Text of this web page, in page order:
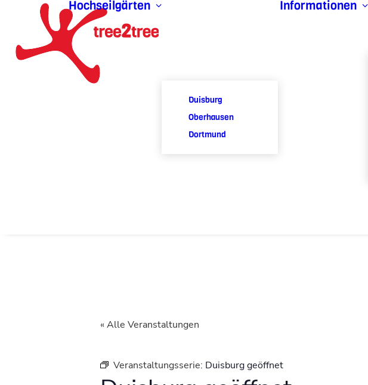
Hochseilgärten
Duisburg
Oberhausen
Dortmund
Informationen
« Alle Veranstaltungen
Veranstaltungsserie: Duisburg geöffnet